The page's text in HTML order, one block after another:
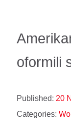
oformili
Published: 20
Categories: